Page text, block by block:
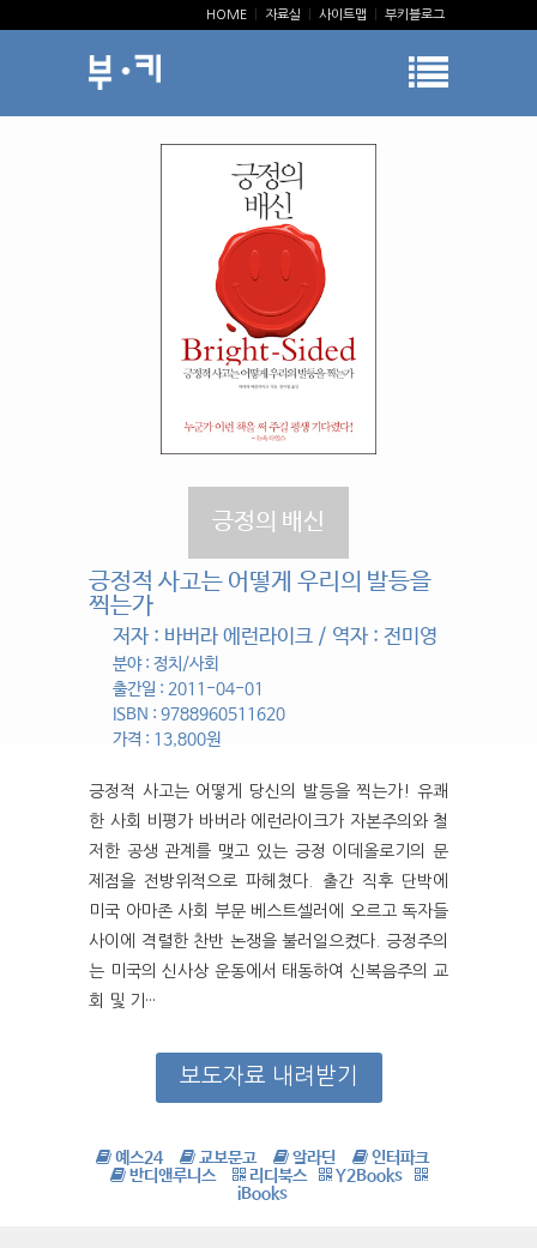
HOME 자료실 사이트맵 부키블로그
긍정의 배신
긍정적 사고는 어떻게 우리의 발등을
찍는가
저자 : 바버라 에런라이크 / 역자 : 전미영
분야 : 정치/사회
출간일 : 2011-04-01
ISBN : 9788960511620
가격 : 13,800원
긍정적 사고는 어떻게 당신의 발등을 찍는가! 유쾌
한 사회 비평가 바버라 에런라이크가 자본주의와 철
저한 공생 관계를 맺고 있는 긍정 이데올로기의 문
제점을 전방위적으로 파헤쳤다. 출간 직후 단박에
미국 아마존 사회 부문 베스트셀러에 오르고 독자들
사이에 격렬한 찬반 논쟁을 불러일으켰다. 긍정주의
는 미국의 신사상 운동에서 태동하여 신복음주의 교
회 및 기···
보도자료 내려받기
예스24 교보문고 알라딘
인터파크
반디앤루니스
리디북스
Y2Books
iBooks